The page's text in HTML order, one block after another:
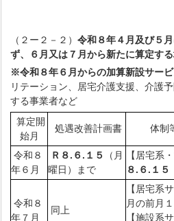
（２ー２－２）令和８年４月及び５
ず、６月又は７月から新たに算定す
※令和８年６月からの加算新設サー
リテーション、居宅介護支援、介護
する事業者など
算定開
始月
処遇改善計画書 体制
令和８
年６月
Ｒ８.６.１５
（月
曜日）まで
【居宅系
８.６.１５
令和８
年７月
同上
【居宅系
月の前月
【施設系